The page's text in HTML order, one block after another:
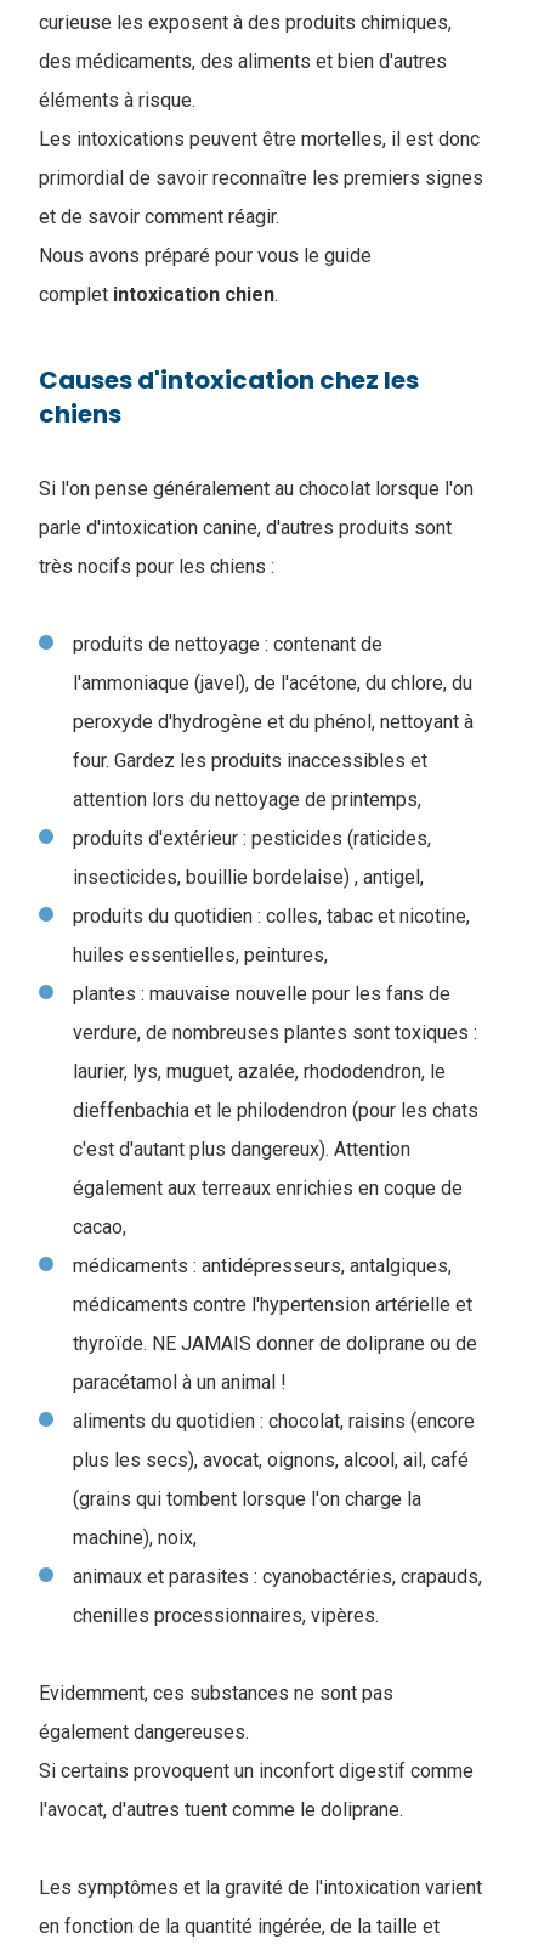
curieuse les exposent à des produits chimiques,
des médicaments, des aliments et bien d'autres
éléments à risque.
Les intoxications peuvent être mortelles, il est donc
primordial de savoir reconnaître les premiers signes
et de savoir comment réagir.
Nous avons préparé pour vous le guide
complet intoxication chien.
Causes d'intoxication chez les
chiens
Si l'on pense généralement au chocolat lorsque l'on
parle d'intoxication canine, d'autres produits sont
très nocifs pour les chiens :
produits de nettoyage : contenant de
l'ammoniaque (javel), de l'acétone, du chlore, du
peroxyde d'hydrogène et du phénol, nettoyant à
four. Gardez les produits inaccessibles et
attention lors du nettoyage de printemps,
produits d'extérieur : pesticides (raticides,
insecticides, bouillie bordelaise) , antigel,
produits du quotidien : colles, tabac et nicotine,
huiles essentielles, peintures,
plantes : mauvaise nouvelle pour les fans de
verdure, de nombreuses plantes sont toxiques :
laurier, lys, muguet, azalée, rhododendron, le
dieffenbachia et le philodendron (pour les chats
c'est d'autant plus dangereux). Attention
également aux terreaux enrichies en coque de
cacao,
médicaments : antidépresseurs, antalgiques,
médicaments contre l'hypertension artérielle et
thyroïde. NE JAMAIS donner de doliprane ou de
paracétamol à un animal !
aliments du quotidien : chocolat, raisins (encore
plus les secs), avocat, oignons, alcool, ail, café
(grains qui tombent lorsque l'on charge la
machine), noix,
animaux et parasites : cyanobactéries, crapauds,
chenilles processionnaires, vipères.
Evidemment, ces substances ne sont pas
également dangereuses.
Si certains provoquent un inconfort digestif comme
l'avocat, d'autres tuent comme le doliprane.
Les symptômes et la gravité de l'intoxication varient
en fonction de la quantité ingérée, de la taille et